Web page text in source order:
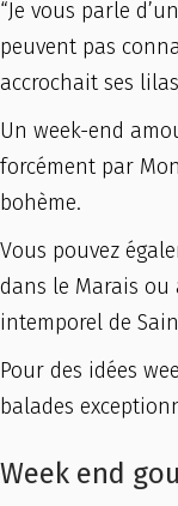
“Je vous parle
peuvent pas
accrochait ses
Un week-end
forcément par
bohème.
Vous pouvez
dans le Marais
intemporel de
Pour des idées
balades
Week end